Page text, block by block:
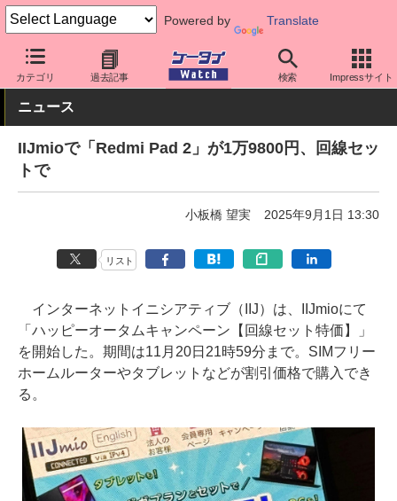
Powered by Translate
カテゴリ 過去記事 検索 Impressサイト
ケータイ Watch 格安スマホ/格安SIM 格安SIM/MVNO IIJ
ニュース
IIJmioで「Redmi Pad 2」が1万9800円、回線セッ
トで
小板橋 望実 2025年9月1日 13:30
リスト
インターネットイニシアティブ（IIJ）は、IIJmioにて
「ハッピーオータムキャンペーン【回線セット特価】」
を開始した。期間は11月20日21時59分まで。SIMフリー
ホームルーターやタブレットなどが割引価格で購入でき
る。